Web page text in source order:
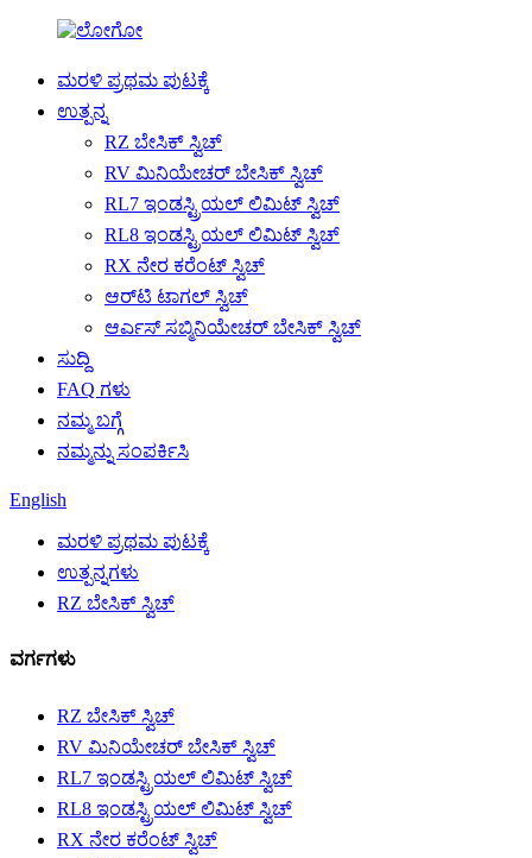
ಮರಳಿ ಪ್ರಥಮ ಪುಟಕ್ಕೆ
ಉತ್ಪನ್ನ
RZ ಬೇಸಿಕ್ ಸ್ವಿಚ್
RV ಮಿನಿಯೇಚರ್ ಬೇಸಿಕ್ ಸ್ವಿಚ್
RL7 ಇಂಡಸ್ಟ್ರಿಯಲ್ ಲಿಮಿಟ್ ಸ್ವಿಚ್
RL8 ಇಂಡಸ್ಟ್ರಿಯಲ್ ಲಿಮಿಟ್ ಸ್ವಿಚ್
RX ನೇರ ಕರೆಂಟ್ ಸ್ವಿಚ್
ಆರ್‌ಟಿ ಟಾಗಲ್ ಸ್ವಿಚ್
ಆರ್ಎಸ್ ಸಬ್ಮಿನಿಯೇಚರ್ ಬೇಸಿಕ್ ಸ್ವಿಚ್
ಸುದ್ದಿ
FAQ ಗಳು
ನಮ್ಮ ಬಗ್ಗೆ
ನಮ್ಮನ್ನು ಸಂಪರ್ಕಿಸಿ
English
ಮರಳಿ ಪ್ರಥಮ ಪುಟಕ್ಕೆ
ಉತ್ಪನ್ನಗಳು
RZ ಬೇಸಿಕ್ ಸ್ವಿಚ್
ವರ್ಗಗಳು
RZ ಬೇಸಿಕ್ ಸ್ವಿಚ್
RV ಮಿನಿಯೇಚರ್ ಬೇಸಿಕ್ ಸ್ವಿಚ್
RL7 ಇಂಡಸ್ಟ್ರಿಯಲ್ ಲಿಮಿಟ್ ಸ್ವಿಚ್
RL8 ಇಂಡಸ್ಟ್ರಿಯಲ್ ಲಿಮಿಟ್ ಸ್ವಿಚ್
RX ನೇರ ಕರೆಂಟ್ ಸ್ವಿಚ್